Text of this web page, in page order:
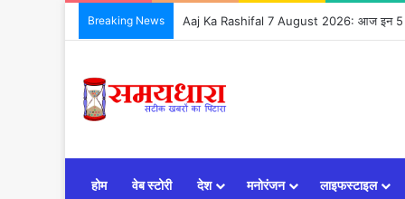
Breaking News Aaj Ka Rashifal 7 August 2026: आज इन 5
होम वेब स्टोरी देश मनोरंजन लाइफस्टाइल